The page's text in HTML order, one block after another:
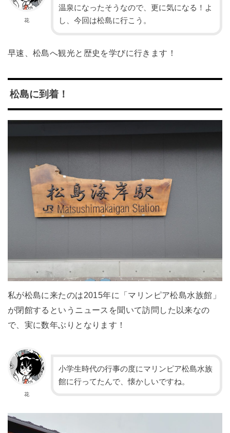
花
温泉になったそうなので、更に気になる！よ
し、今回は松島に行こう。
早速、松島へ観光と歴史を学びに行きます！
松島に到着！
私が松島に来たのは2015年に「マリンピア松島水族館」
が閉館するというニュースを聞いて訪問した以来なの
で、実に数年ぶりとなります！
花
小学生時代の行事の度にマリンピア松島水族
館に行ってたんで、懐かしいですね。